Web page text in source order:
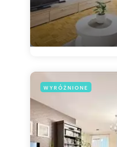
WYRÓŻNIONE